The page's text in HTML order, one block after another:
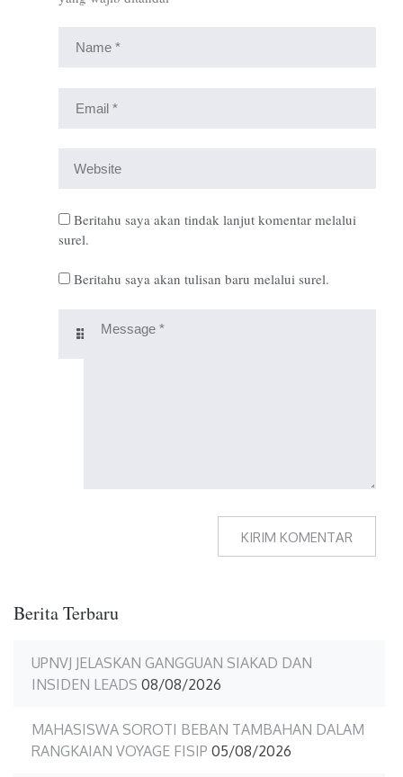
Beritahu saya akan tindak lanjut komentar melalui
surel.
Beritahu saya akan tulisan baru melalui surel.
Berita Terbaru
UPNVJ JELASKAN GANGGUAN SIAKAD DAN
INSIDEN LEADS 08/08/2026
MAHASISWA SOROTI BEBAN TAMBAHAN DALAM
RANGKAIAN VOYAGE FISIP 05/08/2026